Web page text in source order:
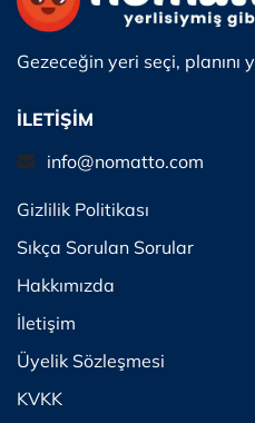
Gezeceğin yeri seçi, planını
İLETİŞİM
info@nomatto.com
Gizlilik Politikası
Sıkça Sorulan Sorular
Hakkımızda
İletişim
Üyelik Sözleşmesi
KVKK